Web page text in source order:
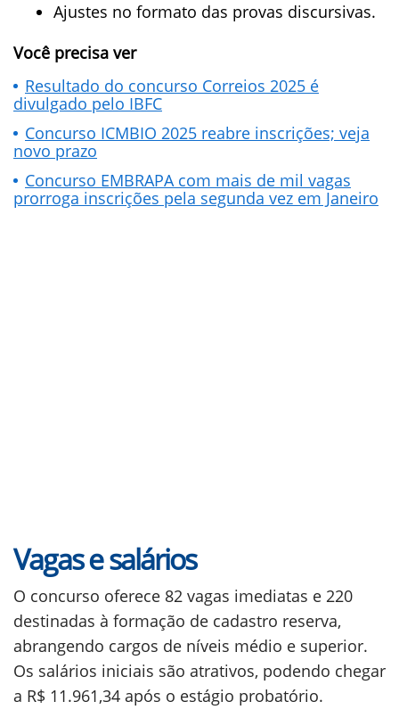
Ajustes no formato das provas discursivas.
Você precisa ver
Resultado do concurso Correios 2025 é
divulgado pelo IBFC
Concurso ICMBIO 2025 reabre inscrições; veja
novo prazo
Concurso EMBRAPA com mais de mil vagas
prorroga inscrições pela segunda vez em Janeiro
Vagas e salários
O concurso oferece 82 vagas imediatas e 220
destinadas à formação de cadastro reserva,
abrangendo cargos de níveis médio e superior.
Os salários iniciais são atrativos, podendo chegar
a R$ 11.961,34 após o estágio probatório.